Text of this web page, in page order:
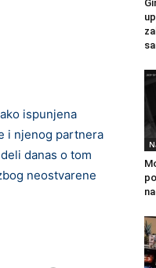
ispunjena
i njenog partnera
danas o tom
neostvarene